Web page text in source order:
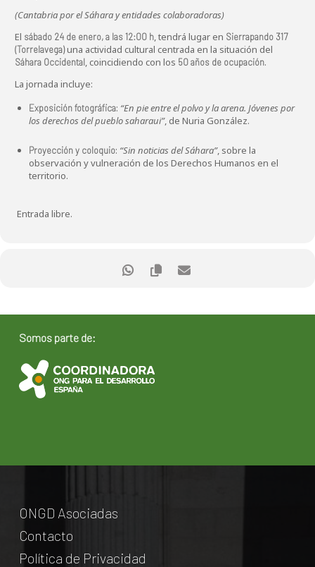
(Cantabria por el Sáhara y entidades colaboradoras)
El sábado 24 de enero, a las 12:00 h, tendrá lugar en Sierrapando 317
(Torrelavega)una actividad cultural centrada en la situación del
Sáhara Occidental, coincidiendo con los 50 años de ocupación.
La jornada incluye:
Exposición fotográfica: “En pie entre el polvo y la arena. Jóvenes por
los derechos del pueblo saharaui”, de Nuria González.
Proyección y coloquio: “Sin noticias del Sáhara”, sobre la
observación y vulneración de los Derechos Humanos en el
territorio.
️ Entrada libre.
Somos parte de:
ONGD Asociadas
Contacto
Política de Privacidad